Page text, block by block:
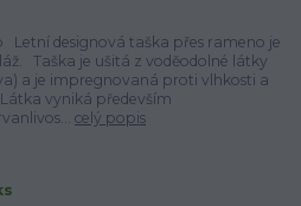
Letní designová taška přes rameno je
Taška je ušitá z voděodolné látky
a je impregnovaná proti vlhkosti a
vyniká především
celý popis